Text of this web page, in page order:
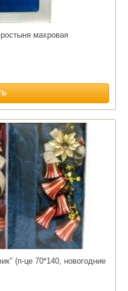
махровая
(п-це 70*140, новогодние